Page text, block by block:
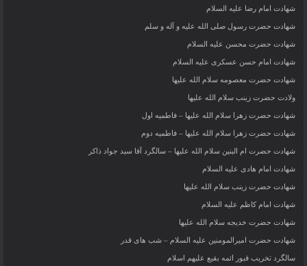
شهادت امام رضا علیه السلام
شهادت حضرت رسول صلی الله علیه و آله و سلم
شهادت حضرت محسن علیه السلام
شهادت امام حسن عسکری علیه السلام
شهادت حضرت معصومه سلام الله علیها
ولادت حضرت زینب سلام الله علیها
شهادت حضرت زهرا سلام الله علیها – فاطمیه اول
شهادت حضرت زهرا سلام الله علیها – فاطمیه دوم
شهادت حضرت ام البنین سلام الله علیها – سالگرد آقا سید جواد ذاکر
شهادت امام هادی علیه السلام
شهادت حضرت زینب سلام الله علیها
شهادت امام کاظم علیه السلام
شهادت حضرت خدیجه سلام الله علیها
شهادت حضرت امیرالمومنین علیه السلام – شب های قدر
سالگرد تخریب قبور ائمه بقیع علیهم اسلام